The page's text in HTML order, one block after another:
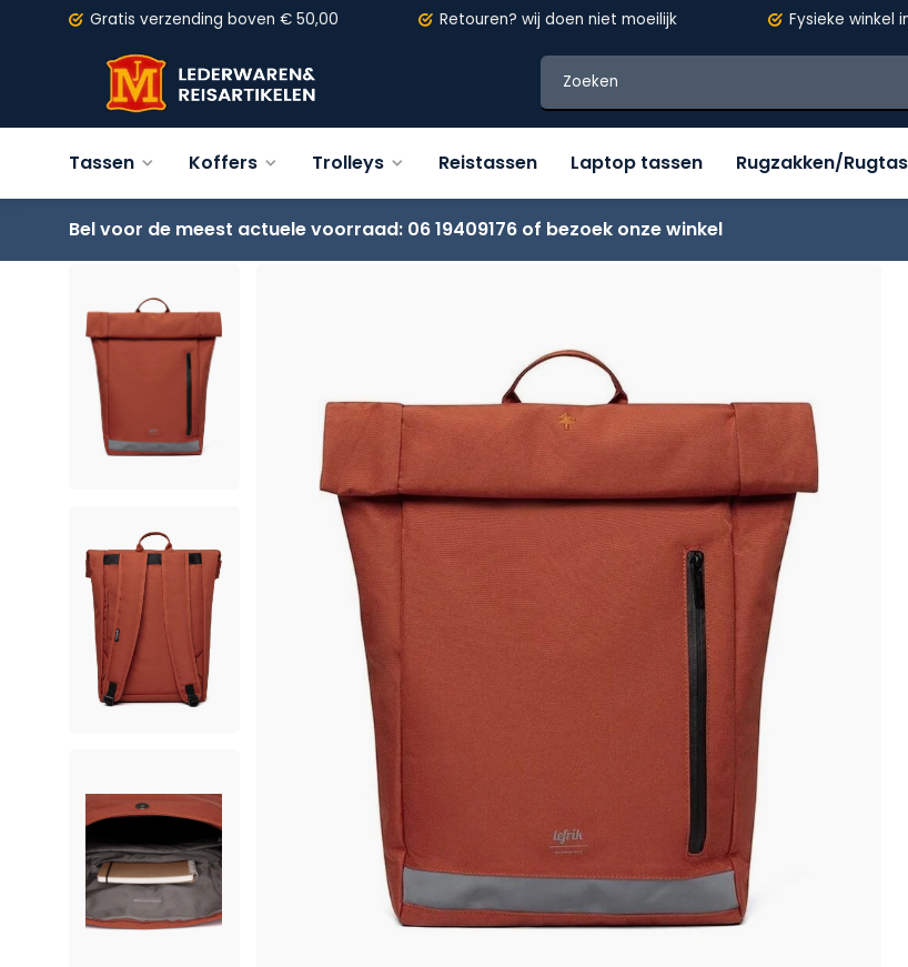
Gratis verzending boven € 50,00 Retouren? wij doen niet moeilijk Fysieke winkel
Tassen Koffers Trolleys Reistassen Laptop tassen Rugzakken/
Bel voor de meest actuele voorraad: 06 19409176 of bezoek onze winkel
Terug LEFRIK Eco Roll Backpack 15,6" grijs - roest/oranje/bruin